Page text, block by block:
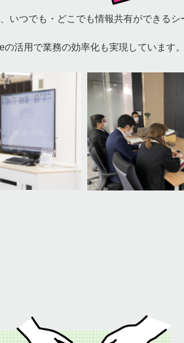
いつでも・どこでも情報共有ができるシ
活用で業務の効率化も実現しています。